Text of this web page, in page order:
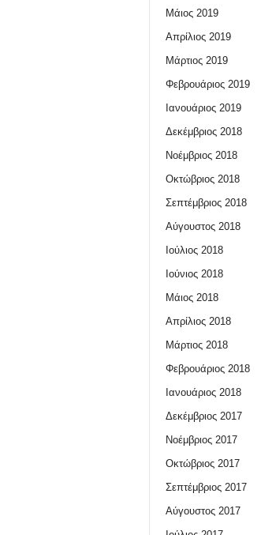
Μάιος 2019
Απρίλιος 2019
Μάρτιος 2019
Φεβρουάριος 2019
Ιανουάριος 2019
Δεκέμβριος 2018
Νοέμβριος 2018
Οκτώβριος 2018
Σεπτέμβριος 2018
Αύγουστος 2018
Ιούλιος 2018
Ιούνιος 2018
Μάιος 2018
Απρίλιος 2018
Μάρτιος 2018
Φεβρουάριος 2018
Ιανουάριος 2018
Δεκέμβριος 2017
Νοέμβριος 2017
Οκτώβριος 2017
Σεπτέμβριος 2017
Αύγουστος 2017